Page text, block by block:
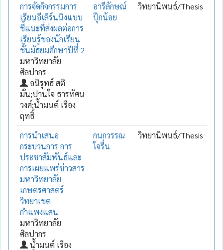
การจัดกิจกรรมการ
เรียนอีเลิร์นนิงแบบ
ชี้แนะที่ส่งผลต่อการ
เรียนรู้ของนักเรียน
ชั้นมัธยมศึกษาปีที่ 2
มหาวิทยาลัย
ศิลปากร
อนิรุทธ์ สติ
มั่น;ปานใจ ธารทัศน
วงศ์;น้ำมนต์ เรือง
ฤทธิ์
อารีลักษณ์
ปุ๊กน้อย
วิทยานิพนธ์/Thesis
การนำเสนอ
กระบวนการ การ
ประชาสัมพันธ์และ
การเผยแพร่ข่าวสาร
มหาวิทยาลัย
เกษตรศาสตร์
วิทยาเขต
กำแพงแสน
มหาวิทยาลัย
ศิลปากร
น้ำมนต์ เรือง
กนกวรรณ
ใจรื่น
วิทยานิพนธ์/Thesis